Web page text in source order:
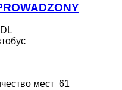
мест 61